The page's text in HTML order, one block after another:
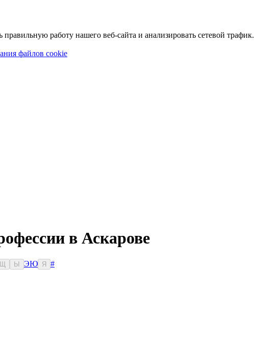
работу нашего веб-сайта и анализировать сетевой трафик.
файлов cookie
в Аскарове
Ы ЭЮ Я
#